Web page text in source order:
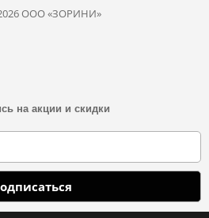
ООО «ЗОРИНИ»
на акции и скидки